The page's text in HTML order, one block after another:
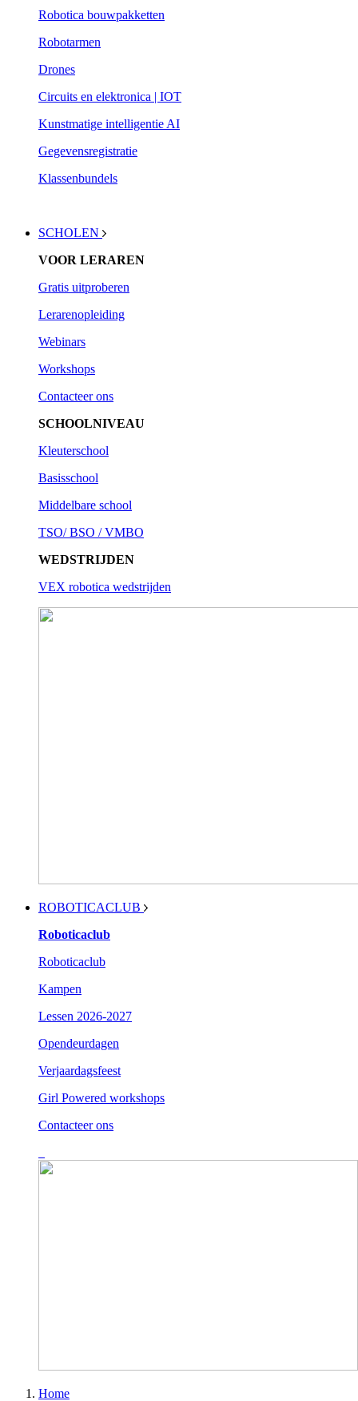
Robotica bouwpakketten
Robotarmen
Drones
Circuits en elektronica | IOT
Kunstmatige intelligentie AI
Gegevensregistratie
Klassenbundels
SCHOLEN
VOOR LERAREN
Gratis uitproberen
Lerarenopleiding
Webinars
Workshops
Contacteer ons
SCHOOLNIVEAU
Kleuterschool
Basisschool
Middelbare school
TSO/ BSO / VMBO
WEDSTRIJDEN
VEX robotica wedstrijden
ROBOTICACLUB
Roboticaclub
Roboticaclub
Kampen
Lessen 2026-2027
Opendeurdagen
Verjaardagsfeest
Girl Powered workshops
Contacteer ons
Home